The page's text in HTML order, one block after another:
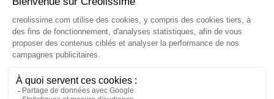
Bracelets
Pendentifs
Bagues